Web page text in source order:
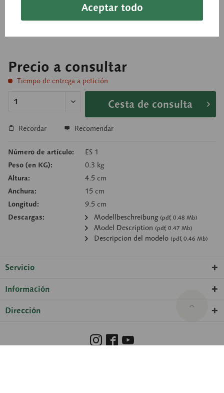
32 dientes de plástico, en caja transparente que se
puede abrir.
Precio a consultar
Tiempo de entrega a petición
Cesta de consulta
Recordar Recomendar
Número de artículo:
ES 1
Peso (en KG):
0.3 kg
Altura:
4.5 cm
Anchura:
15 cm
Longitud:
9.5 cm
Descargas:
Modellbeschreibung (pdf, 0.48 Mb)
Model Description (pdf, 0.47 Mb)
Descripcion del modelo (pdf, 0.46 Mb)
Servicio
Información
Dirección
Aceptar todo